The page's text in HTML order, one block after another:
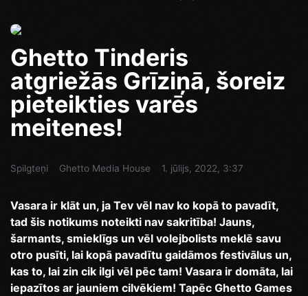
Ghetto Tinderis
atgriežās Grīziņā, šoreiz
pieteikties varēs
meitenes!
Spilgteņi Ghetto Media House 1. jūlijs, 2022, 3:37
Vasara ir klāt un, ja Tev vēl nav ko kopā to pavadīt,
tad šis notikums noteikti nav sakritība! Jauns,
šarmants, smieklīgs un vēl volejbolists meklē savu
otro pusīti, lai kopā pavadītu gaidāmos festivālus un,
kas to, lai zin cik ilgi vēl pēc tam! Vasara ir domāta, lai
iepazītos ar jauniem cilvēkiem! Tapēc Ghetto Games